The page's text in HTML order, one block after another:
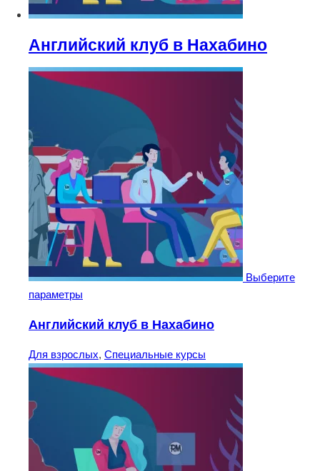
Английский клуб в Нахабино
Выберите
параметры
Английский клуб в Нахабино
Для взрослых, Специальные курсы